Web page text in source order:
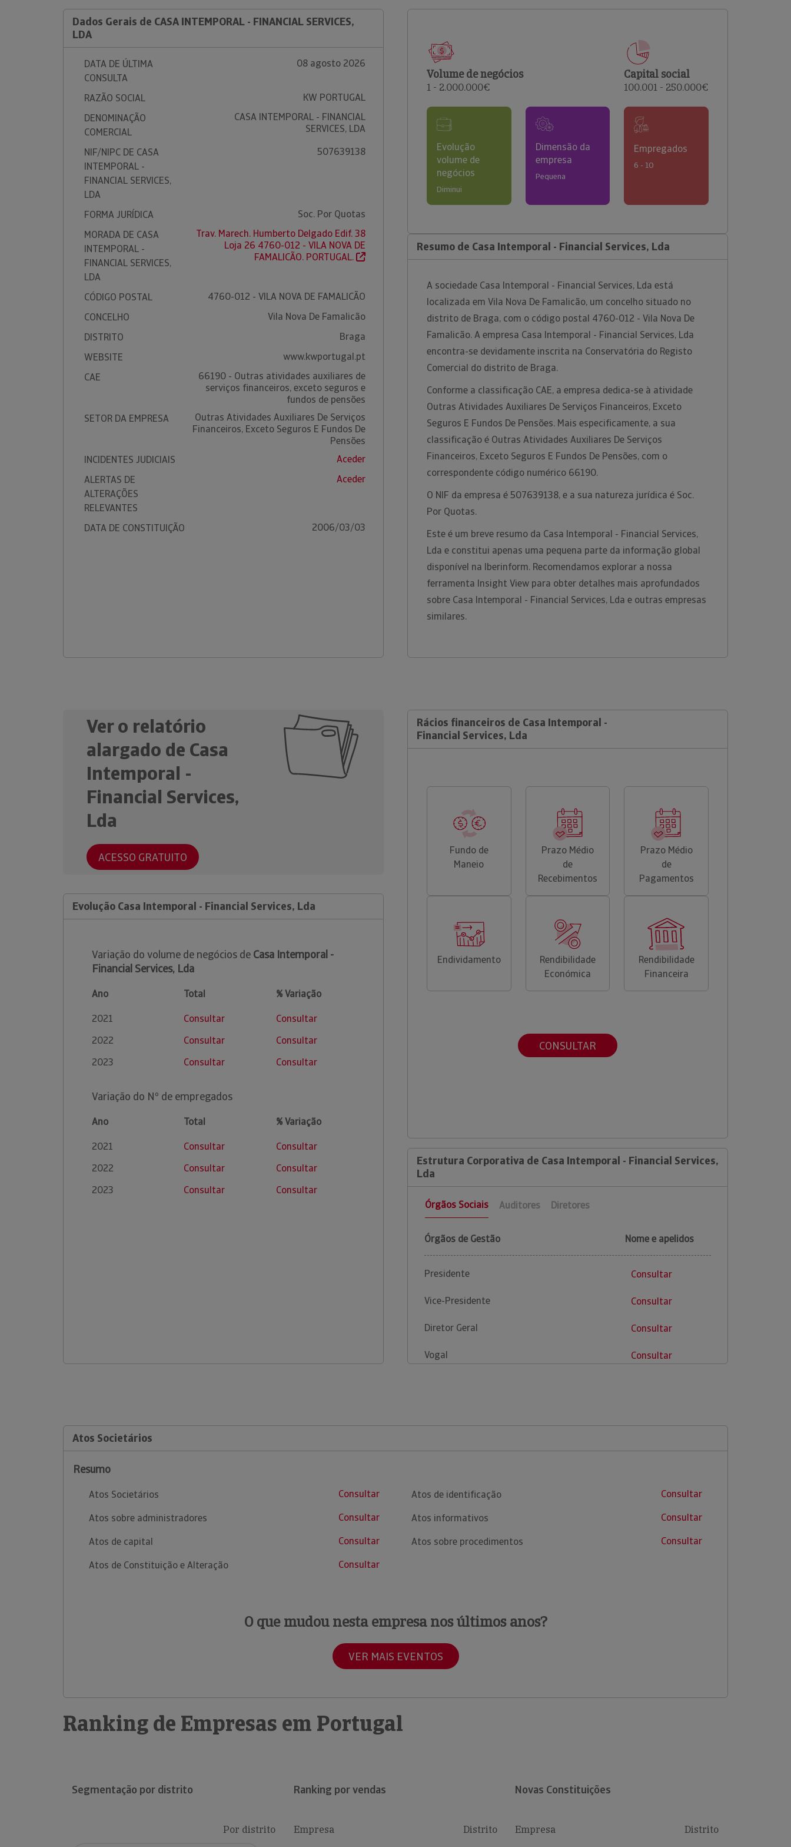
comerciais e analisar o risco de incumprimento dos
Dados Gerais de CASA INTEMPORAL - FINANCIAL SERVICES,
LDA
DATA DE ÚLTIMA
CONSULTA
08 agosto 2026
RAZÃO SOCIAL
KW PORTUGAL
DENOMINAÇÃO
COMERCIAL
CASA INTEMPORAL - FINANCIAL
SERVICES, LDA
NIF/NIPC DE CASA
INTEMPORAL -
FINANCIAL SERVICES,
LDA
507639138
FORMA JURÍDICA
Soc. Por Quotas
MORADA DE CASA
INTEMPORAL -
FINANCIAL SERVICES,
LDA
Trav. Marech. Humberto Delgado Edif. 38
Loja 26 4760-012 - VILA NOVA DE
FAMALICÃO. PORTUGAL.
CÓDIGO POSTAL
4760-012 - VILA NOVA DE FAMALICÃO
CONCELHO
Vila Nova De Famalicão
DISTRITO
Braga
WEBSITE
www.kwportugal.pt
CAE
66190 - Outras atividades auxiliares de
serviços financeiros, exceto seguros e
fundos de pensões
SETOR DA EMPRESA
Outras Atividades Auxiliares De Serviços
Financeiros, Exceto Seguros E Fundos De
Pensões
INCIDENTES JUDICIAIS
Aceder
ALERTAS DE
ALTERAÇÕES
RELEVANTES
Aceder
DATA DE CONSTITUIÇÃO 2006/03/03
Volume de negócios
1 - 2.000.000€
Capital social
100.001 - 250.000€
Evolução
volume de
negócios
Diminui
Dimensão da
empresa
Pequena
Empregados
6 - 10
Resumo de Casa Intemporal - Financial Services, Lda
A sociedade Casa Intemporal - Financial Services, Lda está
localizada em Vila Nova De Famalicão, um concelho situado no
distrito de Braga, com o código postal 4760-012 - Vila Nova De
Famalicão. A empresa Casa Intemporal - Financial Services, Lda
encontra-se devidamente inscrita na Conservatória do Registo
Comercial do distrito de Braga.
Conforme a classificação CAE, a empresa dedica-se à atividade
Outras Atividades Auxiliares De Serviços Financeiros, Exceto
Seguros E Fundos De Pensões. Mais especificamente, a sua
classificação é Outras Atividades Auxiliares De Serviços
Financeiros, Exceto Seguros E Fundos De Pensões, com o
correspondente código numérico 66190.
O NIF da empresa é 507639138, e a sua natureza jurídica é Soc.
Por Quotas.
Este é um breve resumo da Casa Intemporal - Financial Services,
Lda e constitui apenas uma pequena parte da informação global
disponível na Iberinform. Recomendamos explorar a nossa
ferramenta Insight View para obter detalhes mais aprofundados
sobre Casa Intemporal - Financial Services, Lda e outras empresas
similares.
Ver o relatório
alargado de Casa
Intemporal -
Financial Services,
Lda
ACESSO GRATUITO
Evolução Casa Intemporal - Financial Services, Lda
Variação do volume de negócios de Casa Intemporal -
Financial Services, Lda
Ano Total
% Variação
2021
Consultar
Consultar
2022
Consultar
Consultar
2023
Consultar Consultar
Variação do Nº de empregados
Ano Total
% Variação
2021
Consultar
Consultar
2022
Consultar
Consultar
2023
Consultar Consultar
Rácios financeiros de Casa Intemporal -
Financial Services, Lda
Fundo de
Maneio
Prazo Médio
de
Recebimentos
Prazo Médio
de
Pagamentos
Endividamento
Rendibilidade
Económica
Rendibilidade
Financeira
CONSULTAR
Estrutura Corporativa de Casa Intemporal - Financial Services,
Lda
Órgãos Sociais Auditores Diretores
Órgãos de Gestão Nome e apelidos
Presidente Consultar
Vice-Presidente Consultar
Diretor Geral Consultar
Vogal Consultar
Atos Societários
Resumo
Atos Societários
Consultar
Atos sobre administradores
Consultar
Atos de capital
Consultar
Atos de Constituição e Alteração
Consultar
Atos de identificação
Consultar
Atos informativos
Consultar
Atos sobre procedimentos
Consultar
O que mudou nesta empresa nos últimos anos?
VER MAIS EVENTOS
Ranking de Empresas em Portugal
Segmentação por distrito
Por distrito
Ranking por vendas
Empresa Distrito
Novas Constituições
Empresa Distrito